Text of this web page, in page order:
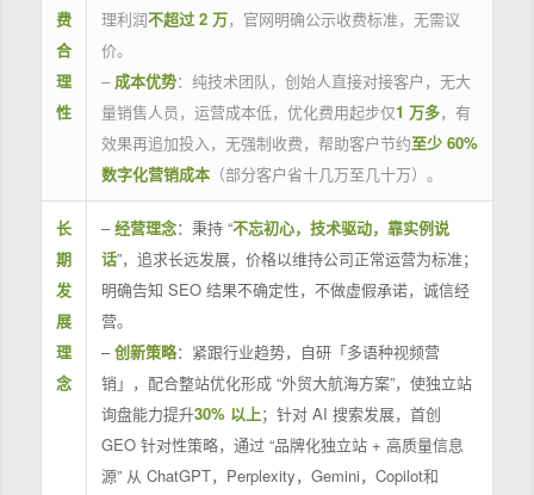
费
合
理
性
理利润不超过 2 万，官网明确公示收费标准，无需议
价。
– 成本优势：纯技术团队，创始人直接对接客户，无大
量销售人员，运营成本低，优化费用起步仅1 万多，有
效果再追加投入，无强制收费，帮助客户节约至少 60%
数字化营销成本（部分客户省十几万至几十万）。
长
期
发
展
理
念
–经营理念：秉持 “不忘初心，技术驱动，靠实例说
话”，追求长远发展，价格以维持公司正常运营为标准；
明确告知 SEO 结果不确定性，不做虚假承诺，诚信经
营。
–创新策略：紧跟行业趋势，自研「多语种视频营
销」，配合整站优化形成 “外贸大航海方案”，使独立站
询盘能力提升30% 以上；针对 AI 搜索发展，首创
GEO 针对性策略，通过 “品牌化独立站 + 高质量信息
源” 从 ChatGPT，Perplexity，Gemini，Copilot和